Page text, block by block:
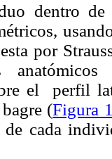
dentro
por
el
perfil
(Figura
cada